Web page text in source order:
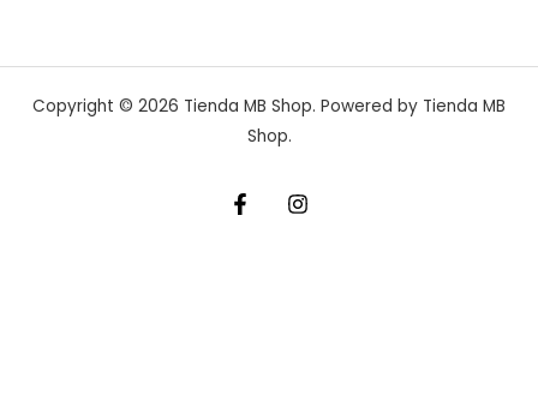
Copyright © 2026 Tienda MB Shop. Powered by Tienda MB
Shop.